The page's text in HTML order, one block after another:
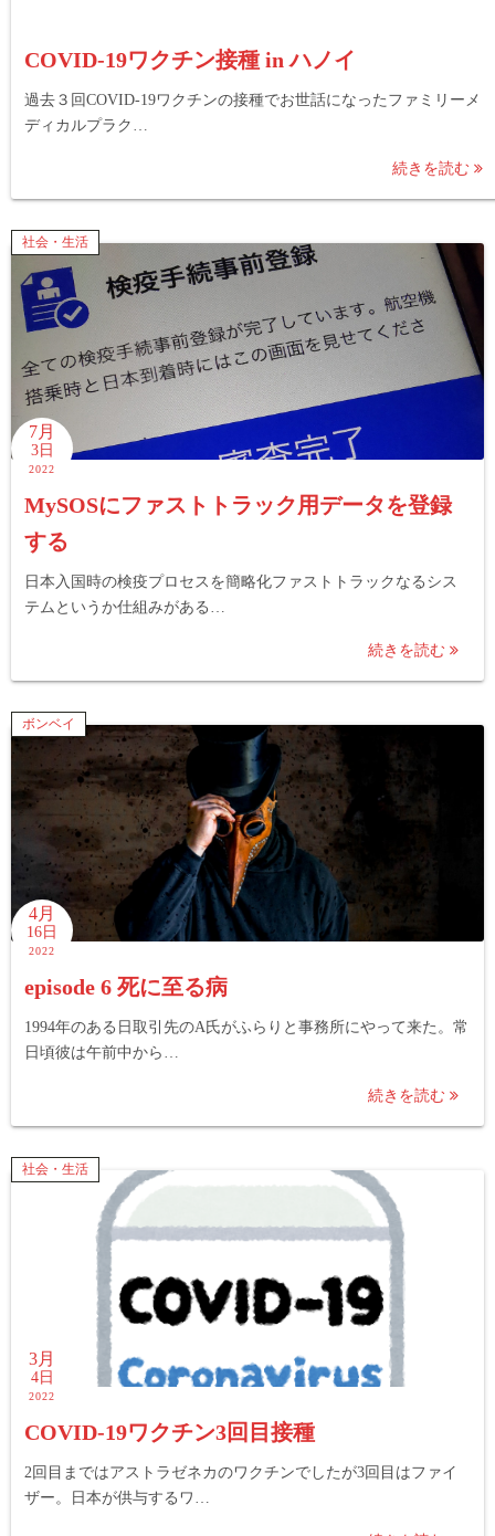
COVID-19ワクチン接種 in ハノイ
過去３回COVID-19ワクチンの接種でお世話になったファミリーメ
ディカルプラク…
続きを読む
社会・生活
7月
3日
2022
MySOSにファストトラック用データを登録
する
日本入国時の検疫プロセスを簡略化ファストトラックなるシス
テムというか仕組みがある…
続きを読む
ボンベイ
4月
16日
2022
episode 6 死に至る病
1994年のある日取引先のA氏がふらりと事務所にやって来た。常
日頃彼は午前中から…
続きを読む
社会・生活
3月
4日
2022
COVID-19ワクチン3回目接種
2回目まではアストラゼネカのワクチンでしたが3回目はファイ
ザー。日本が供与するワ…